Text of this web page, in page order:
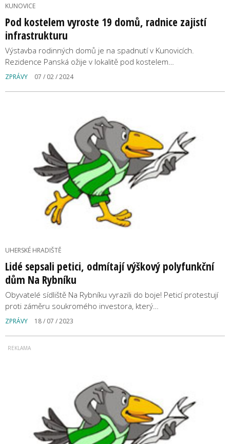
KUNOVICE
Pod kostelem vyroste 19 domů, radnice zajistí
infrastrukturu
Výstavba rodinných domů je na spadnutí v Kunovicích.
Rezidence Panská ožije v lokalitě pod kostelem…
ZPRÁVY 07 / 02 / 2024
UHERSKÉ HRADIŠTĚ
Lidé sepsali petici, odmítají výškový polyfunkční
dům Na Rybníku
Obyvatelé sídliště Na Rybníku vyrazili do boje! Peticí protestují
proti záměru soukromého investora, který…
ZPRÁVY 18 / 07 / 2023